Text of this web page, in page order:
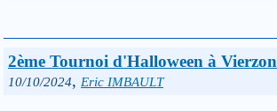
2ème Tournoi d'Halloween à Vierzon
10/10/2024, Eric IMBAULT